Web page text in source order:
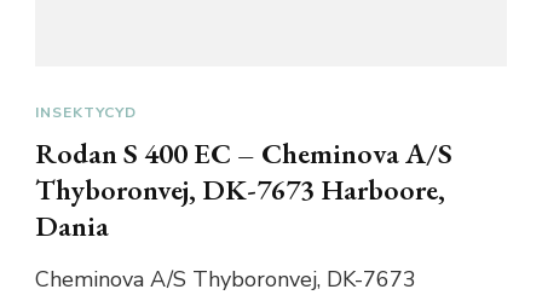
INSEKTYCYD
Rodan S 400 EC – Cheminova A/S
Thyboronvej, DK-7673 Harboore,
Dania
Cheminova A/S Thyboronvej, DK-7673